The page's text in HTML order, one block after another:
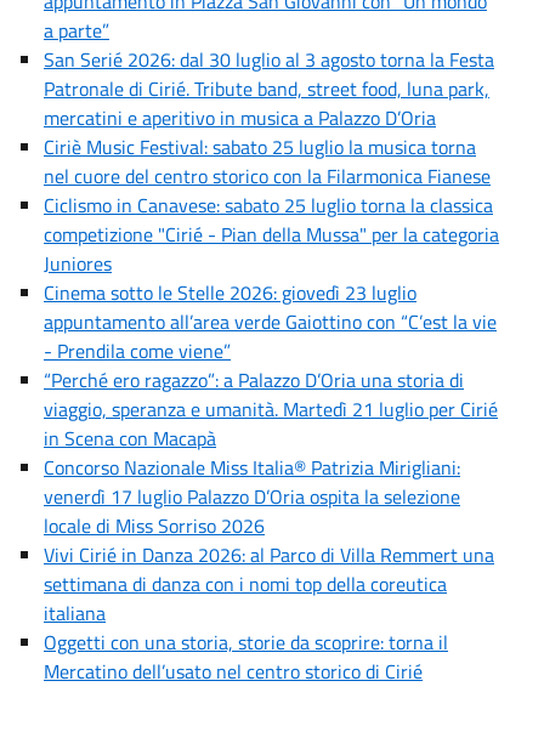
a parte”
San Serié 2026: dal 30 luglio al 3 agosto torna la Festa
Patronale di Cirié. Tribute band, street food, luna park,
mercatini e aperitivo in musica a Palazzo D’Oria
Ciriè Music Festival: sabato 25 luglio la musica torna
nel cuore del centro storico con la Filarmonica Fianese
Ciclismo in Canavese: sabato 25 luglio torna la classica
competizione "Cirié - Pian della Mussa" per la categoria
Juniores
Cinema sotto le Stelle 2026: giovedì 23 luglio
appuntamento all’area verde Gaiottino con “C’est la vie
- Prendila come viene”
“Perché ero ragazzo”: a Palazzo D’Oria una storia di
viaggio, speranza e umanità. Martedì 21 luglio per Cirié
in Scena con Macapà
Concorso Nazionale Miss Italia® Patrizia Mirigliani:
venerdì 17 luglio Palazzo D’Oria ospita la selezione
locale di Miss Sorriso 2026
Vivi Cirié in Danza 2026: al Parco di Villa Remmert una
settimana di danza con i nomi top della coreutica
italiana
Oggetti con una storia, storie da scoprire: torna il
Mercatino dell’usato nel centro storico di Cirié